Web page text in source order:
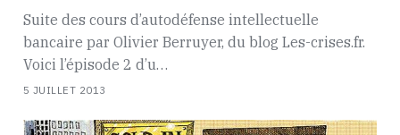
Suite des cours d’autodéfense intellectuelle
bancaire par Olivier Berruyer, du blog Les-crises.fr.
Voici l’épisode 2 d’u…
5 JUILLET 2013